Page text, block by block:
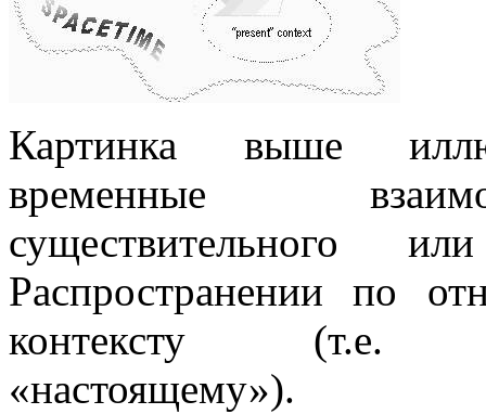
Картинка выше
временные
существительного
Распространении по
контексту (т.е.
«настоящему»).